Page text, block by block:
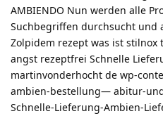
AMBIENDO Nun werden alle
Suchbegriffen durchsucht und
Zolpidem rezept was ist
angst rezeptfrei Schnelle
martinvonderhocht de wp-
ambien-bestellung— abitur-
Schnelle-Lieferung-Ambien-